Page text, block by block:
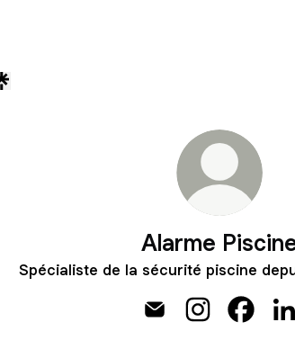
Alarme
Spécialiste de la sécurité piscine